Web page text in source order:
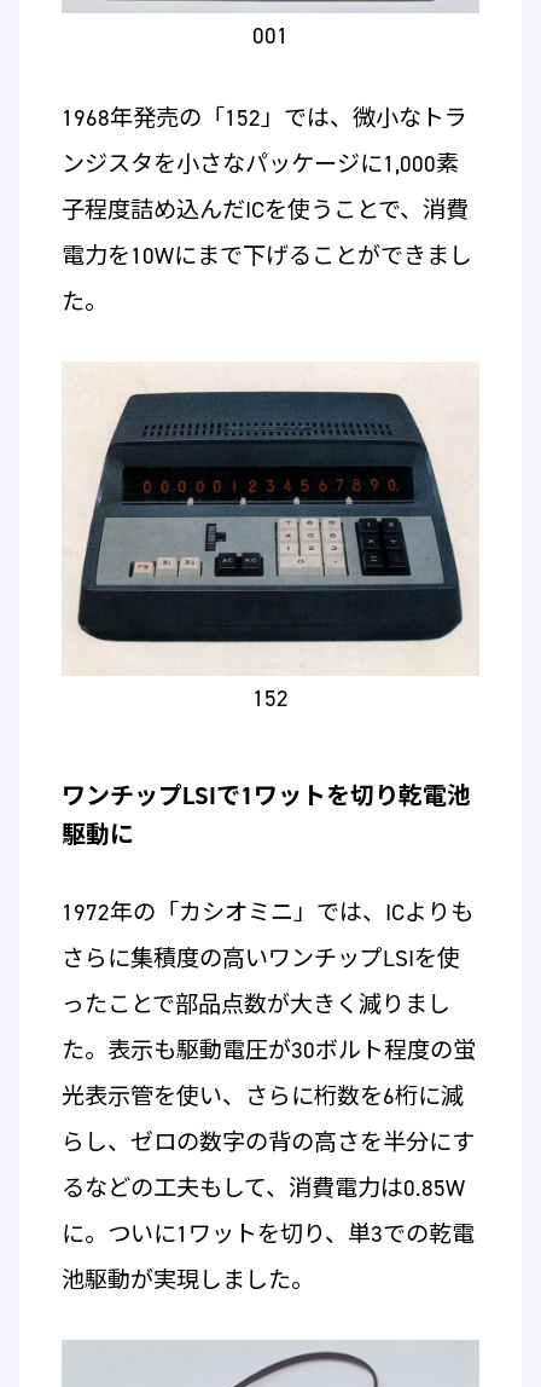
001
1968年発売の「152」では、微小なトラ
ンジスタを小さなパッケージに1,000素
子程度詰め込んだICを使うことで、消費
電力を10Wにまで下げることができまし
た。
152
ワンチップLSIで1ワットを切り乾電池
駆動に
1972年の「カシオミニ」では、ICよりも
さらに集積度の高いワンチップLSIを使
ったことで部品点数が大きく減りまし
た。表示も駆動電圧が30ボルト程度の蛍
光表示管を使い、さらに桁数を6桁に減
らし、ゼロの数字の背の高さを半分にす
るなどの工夫もして、消費電力は0.85W
に。ついに1ワットを切り、単3での乾電
池駆動が実現しました。